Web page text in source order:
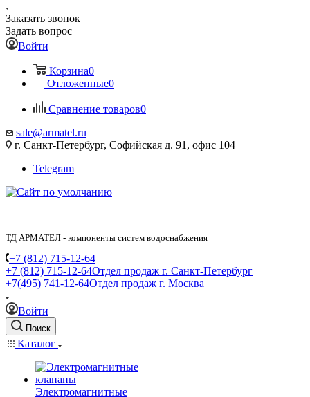
Заказать звонок
Задать вопрос
Войти
Корзина0
Отложенные0
Сравнение товаров0
sale@armatel.ru
г. Санкт-Петербург, Софийская д. 91, офис 104
Telegram
ТД АРМАТЕЛ - компоненты систем водоснабжения
+7 (812) 715-12-64
+7 (812) 715-12-64Отдел продаж г. Санкт-Петербург
+7(495) 741-12-64Отдел продаж г. Москва
Войти
Поиск
Каталог
Электромагнитные